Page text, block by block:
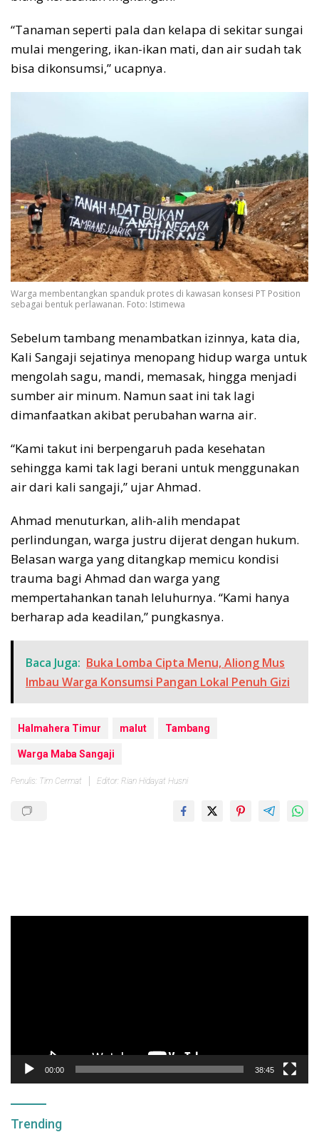
“Tanaman seperti pala dan kelapa di sekitar sungai
mulai mengering, ikan-ikan mati, dan air sudah tak
bisa dikonsumsi,” ucapnya.
Warga membentangkan spanduk protes di kawasan konsesi PT Position
sebagai bentuk perlawanan. Foto: Istimewa
Sebelum tambang menambatkan izinnya, kata dia,
Kali Sangaji sejatinya menopang hidup warga untuk
mengolah sagu, mandi, memasak, hingga menjadi
sumber air minum. Namun saat ini tak lagi
dimanfaatkan akibat perubahan warna air.
“Kami takut ini berpengaruh pada kesehatan
sehingga kami tak lagi berani untuk menggunakan
air dari kali sangaji,” ujar Ahmad.
Ahmad menuturkan, alih-alih mendapat
perlindungan, warga justru dijerat dengan hukum.
Belasan warga yang ditangkap memicu kondisi
trauma bagi Ahmad dan warga yang
mempertahankan tanah leluhurnya. “Kami hanya
berharap ada keadilan,” pungkasnya.
Baca Juga: Buka Lomba Cipta Menu, Aliong Mus
Imbau Warga Konsumsi Pangan Lokal Penuh Gizi
Halmahera Timur malut Tambang
Warga Maba Sangaji
Penulis: Tim Cermat Editor: Rian Hidayat Husni
00:00 38:45
Trending